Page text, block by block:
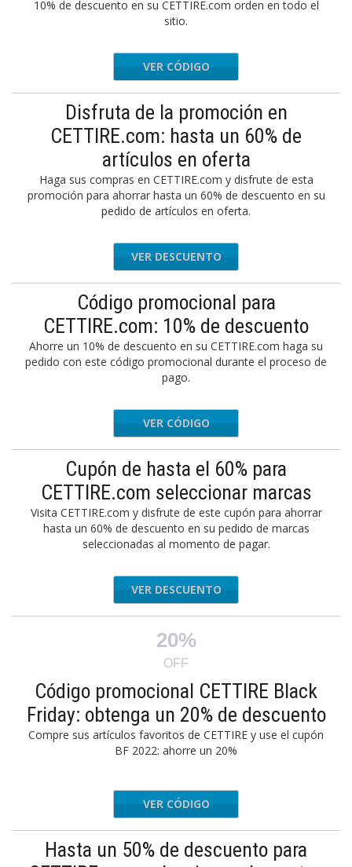
10% de descuento en su CETTIRE.com orden en todo el
sitio.
JULY10
VER CÓDIGO
Disfruta de la promoción en
CETTIRE.com: hasta un 60% de
artículos en oferta
Haga sus compras en CETTIRE.com y disfrute de esta
promoción para ahorrar hasta un 60% de descuento en su
pedido de artículos en oferta.
VER DESCUENTO
Código promocional para
CETTIRE.com: 10% de descuento
Ahorre un 10% de descuento en su CETTIRE.com haga su
pedido con este código promocional durante el proceso de
pago.
BLACK10
VER CÓDIGO
Cupón de hasta el 60% para
CETTIRE.com seleccionar marcas
Visita CETTIRE.com y disfrute de este cupón para ahorrar
hasta un 60% de descuento en su pedido de marcas
seleccionadas al momento de pagar.
VER DESCUENTO
20%
OFF
Código promocional CETTIRE Black
Friday: obtenga un 20% de descuento
Compre sus artículos favoritos de CETTIRE y use el cupón
BF 2022: ahorre un 20%
FW20
VER CÓDIGO
Hasta un 50% de descuento para